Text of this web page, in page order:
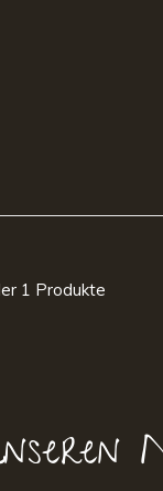
1 Produkte